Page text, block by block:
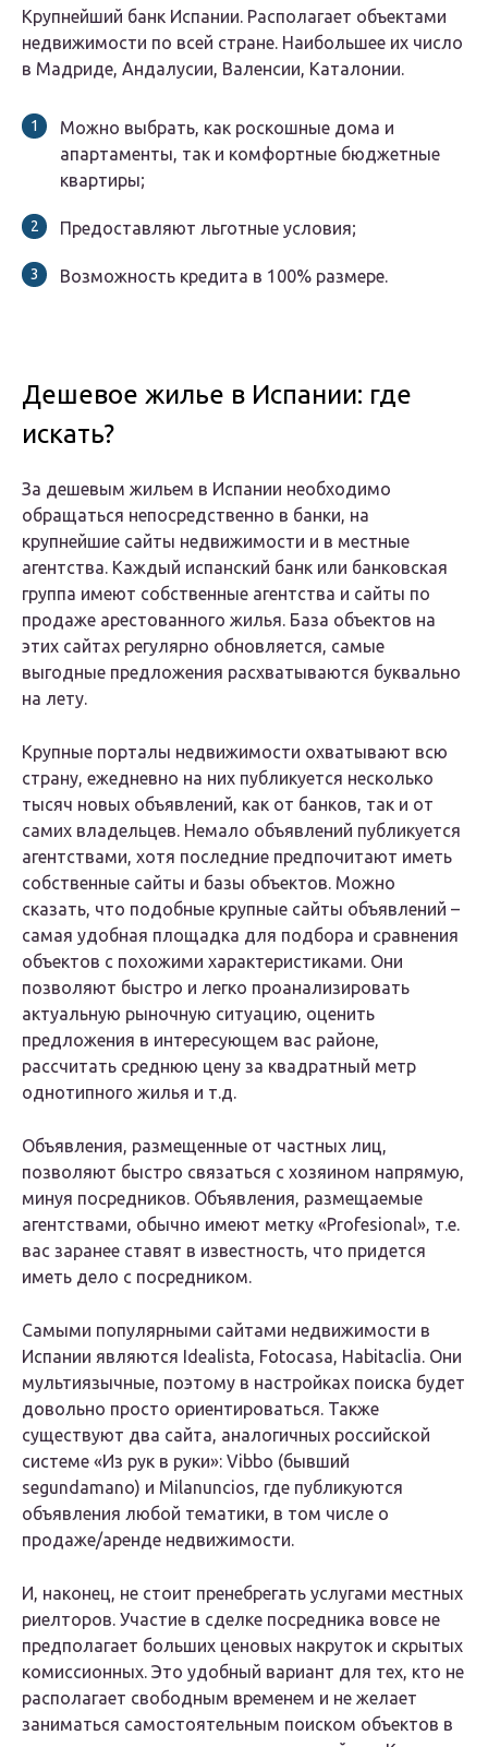
Крупнейший банк Испании. Располагает объектами
недвижимости по всей стране. Наибольшее их число
в Мадриде, Андалусии, Валенсии, Каталонии.
Можно выбрать, как роскошные дома и
апартаменты, так и комфортные бюджетные
квартиры;
Предоставляют льготные условия;
Возможность кредита в 100% размере.
Дешевое жилье в Испании: где
искать?
За дешевым жильем в Испании необходимо
обращаться непосредственно в банки, на
крупнейшие сайты недвижимости и в местные
агентства. Каждый испанский банк или банковская
группа имеют собственные агентства и сайты по
продаже арестованного жилья. База объектов на
этих сайтах регулярно обновляется, самые
выгодные предложения расхватываются буквально
на лету.
Крупные порталы недвижимости охватывают всю
страну, ежедневно на них публикуется несколько
тысяч новых объявлений, как от банков, так и от
самих владельцев. Немало объявлений публикуется
агентствами, хотя последние предпочитают иметь
собственные сайты и базы объектов. Можно
сказать, что подобные крупные сайты объявлений –
самая удобная площадка для подбора и сравнения
объектов с похожими характеристиками. Они
позволяют быстро и легко проанализировать
актуальную рыночную ситуацию, оценить
предложения в интересующем вас районе,
рассчитать среднюю цену за квадратный метр
однотипного жилья и т.д.
Объявления, размещенные от частных лиц,
позволяют быстро связаться с хозяином напрямую,
минуя посредников. Объявления, размещаемые
агентствами, обычно имеют метку «Profesional», т.е.
вас заранее ставят в известность, что придется
иметь дело с посредником.
Самыми популярными сайтами недвижимости в
Испании являются Idealista, Fotocasa, Habitaclia. Они
мультиязычные, поэтому в настройках поиска будет
довольно просто ориентироваться. Также
существуют два сайта, аналогичных российской
системе «Из рук в руки»: Vibbo (бывший
segundamano) и Milanuncios, где публикуются
объявления любой тематики, в том числе о
продаже/аренде недвижимости.
И, наконец, не стоит пренебрегать услугами местных
риелторов. Участие в сделке посредника вовсе не
предполагает больших ценовых накруток и скрытых
комиссионных. Это удобный вариант для тех, кто не
располагает свободным временем и не желает
заниматься самостоятельным поиском объектов в